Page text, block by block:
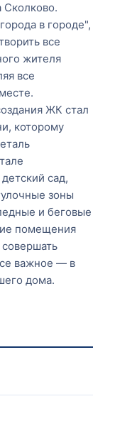
Сколково.
в городе",
все
жителя
все
ЖК стал
которому
сад,
зоны
и беговые
помещения
важное — в
дома.